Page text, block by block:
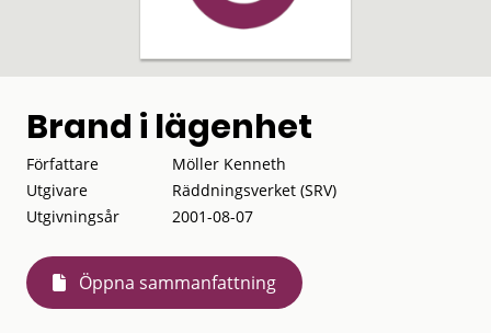
Brand i lägenhet
Författare
Möller Kenneth
Utgivare
Räddningsverket (SRV)
Utgivningsår
2001-08-07
Öppna sammanfattning